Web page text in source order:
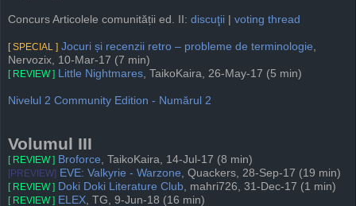
Concurs Articolele comunității ed. II: discuţii voting thread
[ SPECIAL ] Jocuri și recenzii retro – probleme de terminologie,
Nervozix, 10-Mar-17 (7 min)
[ REVIEW ] Little Nightmares, TaikoKaira, 26-May-17 (5 min)
Nivelul 2 Community Edition - Numărul 2
Volumul III
[ REVIEW ] Broforce, TaikoKaira, 14-Jul-17 (8 min)
[PREVIEW] EVE: Valkyrie - Warzone, Quackers, 28-Sep-17 (19 min)
[ REVIEW ] Doki Doki Literature Club, mahri726, 31-Dec-17 (1 min)
[ REVIEW ] ELEX, TG, 9-Jun-18 (16 min)